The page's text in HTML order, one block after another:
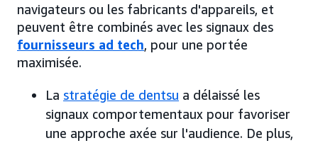
navigateurs ou les fabricants d'appareils, et
peuvent être combinés avec les signaux des
fournisseurs ad tech, pour une portée
maximisée.
La stratégie de dentsu a délaissé les
signaux comportementaux pour favoriser
une approche axée sur l'audience. De plus,